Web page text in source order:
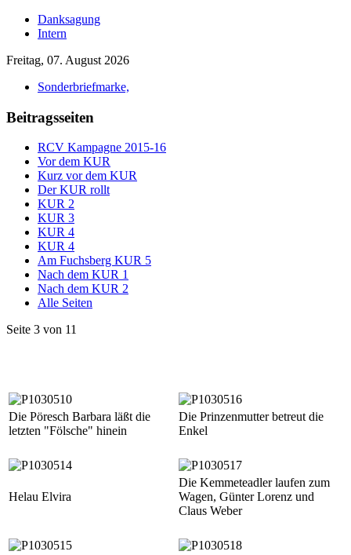
Danksagung
Intern
Freitag, 07. August 2026
Sonderbriefmarke,
Beitragsseiten
RCV Kampagne 2015-16
Vor dem KUR
Kurz vor dem KUR
Der KUR rollt
KUR 2
KUR 3
KUR 4
KUR 4
Am Fuchsberg KUR 5
Nach dem KUR 1
Nach dem KUR 2
Alle Seiten
Seite 3 von 11
Die Pöresch Barbara läßt die
letzten "Fölsche" hinein
Die Prinzenmutter betreut die
Enkel
Helau Elvira
Die Kemmeteadler laufen zum
Wagen, Günter Lorenz und
Claus Weber